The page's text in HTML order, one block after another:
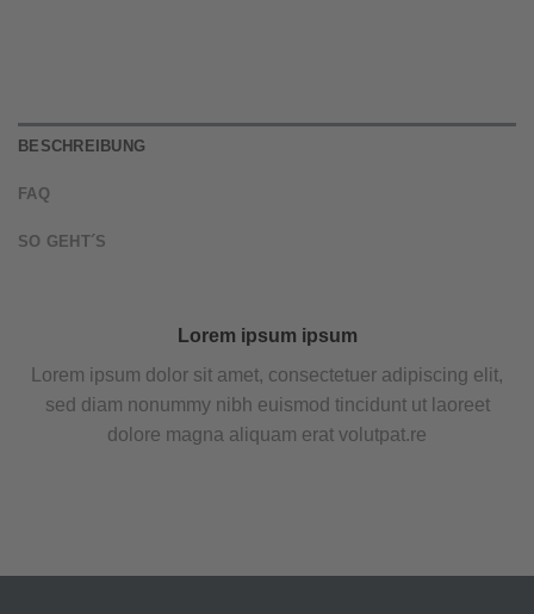
BESCHREIBUNG
FAQ
SO GEHT´S
Lorem ipsum ipsum
Lorem ipsum dolor sit amet, consectetuer adipiscing elit,
sed diam nonummy nibh euismod tincidunt ut laoreet
dolore magna aliquam erat volutpat.re